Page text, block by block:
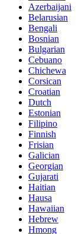
Azerbaijani
Belarusian
Bengali
Bosnian
Bulgarian
Cebuano
Chichewa
Corsican
Croatian
Dutch
Estonian
Filipino
Finnish
Frisian
Galician
Georgian
Gujarati
Haitian
Hausa
Hawaiian
Hebrew
Hmong